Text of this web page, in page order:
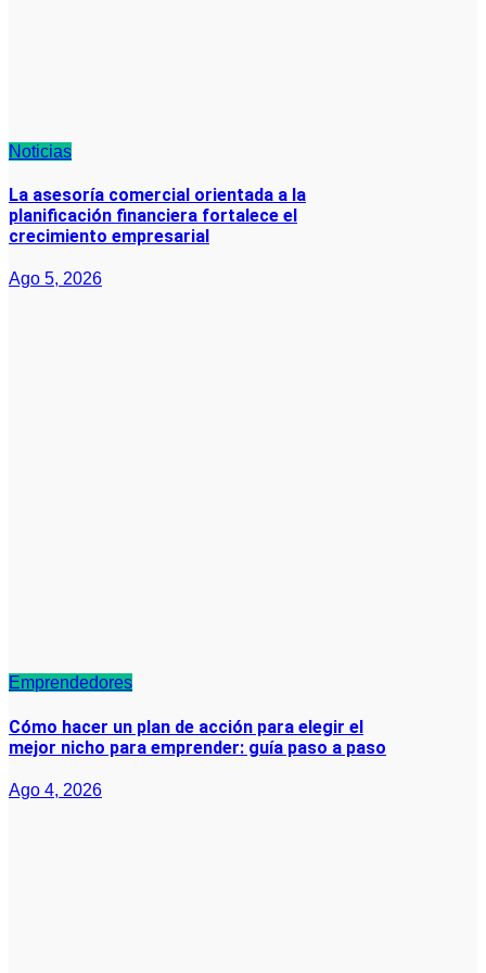
Noticias
La asesoría comercial orientada a la
planificación financiera fortalece el
crecimiento empresarial
Ago 5, 2026
Emprendedores
Cómo hacer un plan de acción para elegir el
mejor nicho para emprender: guía paso a paso
Ago 4, 2026